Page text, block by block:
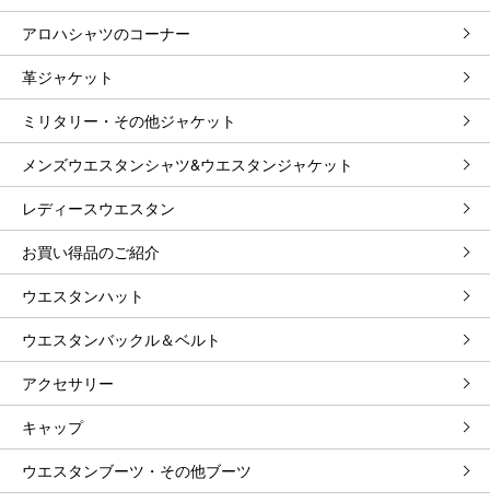
アロハシャツのコーナー
革ジャケット
ミリタリー・その他ジャケット
メンズウエスタンシャツ&ウエスタンジャケット
レディースウエスタン
お買い得品のご紹介
ウエスタンハット
ウエスタンバックル＆ベルト
アクセサリー
キャップ
ウエスタンブーツ・その他ブーツ